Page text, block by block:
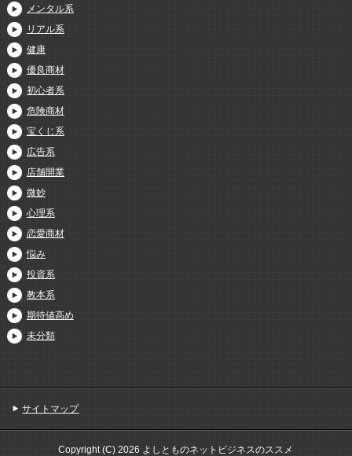
メンタル系
リアル系
健康
優良商材
初心者系
危険商材
宝くじ系
広告系
店舗開業
微妙
心理系
恋愛商材
悩み
投資系
教本系
期待値高め
未分類
サイトマップ
Copyright (C) 2026 よしとものネットビジネスのススメ